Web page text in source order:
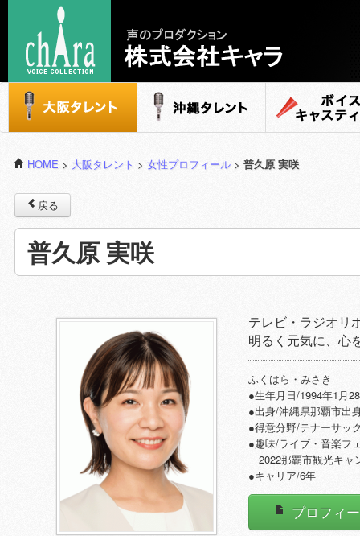
声のプロダクション - 株式会社キャラ
大阪タレント 沖縄タレント ボイスキャステ
HOME > 大阪タレント > 女性プロフィール > 普久原 実咲
戻る
普久原 実咲
テレビ・ラジオリ
明るく元気に、心
ふくはら・みさき
●生年月日/1994年1月
●出身/沖縄県那覇市出
●得意分野/テナーサッ
●趣味/ライブ・音楽フ
2022那覇市観光キャ
●キャリア/6年
プロフィ